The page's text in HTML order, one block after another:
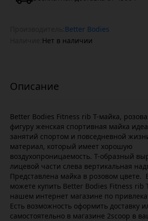
Better Bodies
Нет в наличии
Better Bodies Fitness rib T-майка,
фигуру женская спортивная майка
занятий спортом и повседневной
материал, который имеет хорошую
воздухопроницаемость. Т-образный
лицевой части слева вертикальная
Представлена майка в розовом цвете.
можете купить Better Bodies Fitness rib
нашем интернет магазине по
Есть возможность оформить доставку
самостоятельно в магазине 2scoop в